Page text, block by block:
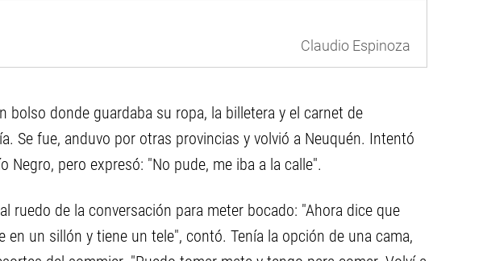
Claudio Espinoza
bolso donde guardaba su ropa, la billetera y el carnet de
Se fue, anduvo por otras provincias y volvió a Neuquén. Intentó
Negro, pero expresó: "No pude, me iba a la calle".
ruedo de la conversación para meter bocado: "Ahora dice que
en un sillón y tiene un tele", contó. Tenía la opción de una cama,